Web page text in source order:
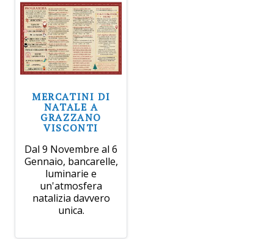
MERCATINI DI
NATALE A
GRAZZANO
VISCONTI
Dal 9 Novembre al 6
Gennaio, bancarelle,
luminarie e
un'atmosfera
natalizia davvero
unica.